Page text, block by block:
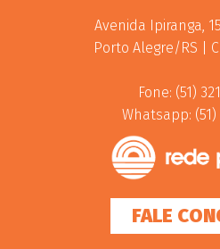
Avenida Ipiranga,
Porto Alegre/RS |
Fone: (51)
Whatsapp: (51)
FALE